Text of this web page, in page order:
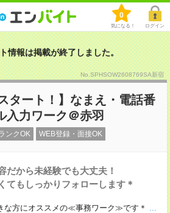
0
気になる！ ログイン
情報は掲載が終了しました。
No.SPHSOW2608769SA新宿
タート！】なまえ・電話番
入力ワーク＠赤羽
ンクOK WEB登録・面接OK
だから未経験でも大丈夫！
てもしっかりフォローします＊
な方にオススメの≪事務ワーク≫です＊ ...